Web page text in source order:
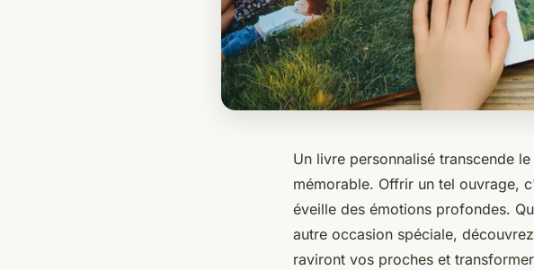
Un livre personnalisé transcende
mémorable. Offrir un tel ouvrage,
éveille des émotions profondes.
autre occasion spéciale,
raviront vos proches et